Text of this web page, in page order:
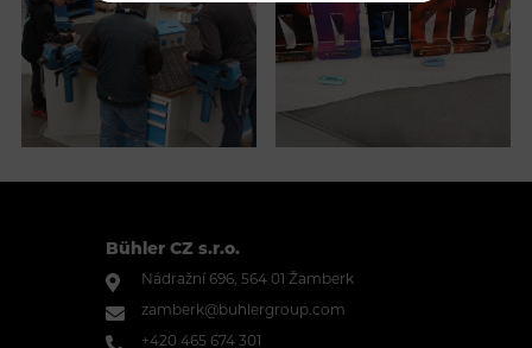
Bühler CZ s.r.o.
Nádražní 696, 564 01 Žamberk
zamberk@buhlergroup.com
+420 465 674 301